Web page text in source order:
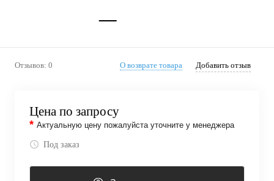
Отзывов: 0 О возврате товара Добавить отзыв
Цена по запросу
* Актуальную цену пожалуйста уточните у менеджера
Под заказ